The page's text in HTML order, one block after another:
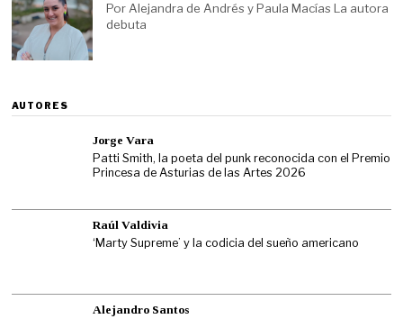
Por Alejandra de Andrés y Paula Macías La autora
debuta
AUTORES
Jorge Vara
Patti Smith, la poeta del punk reconocida con el Premio
Princesa de Asturias de las Artes 2026
Raúl Valdivia
‘Marty Supreme’ y la codicia del sueño americano
Alejandro Santos